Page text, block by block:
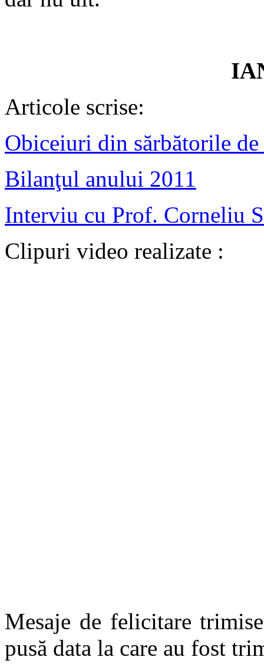
Articole scrise:
Obiceiuri din sărbătorile
Bilanţul anului 2011
Interviu cu Prof. Corneliu
Clipuri video realizate :
Mesaje de felicitare
pusă data la care au fost